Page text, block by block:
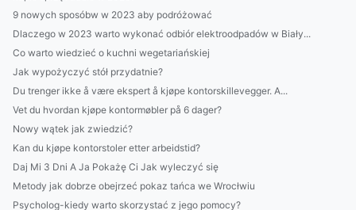
9 nowych sposóbw w 2023 aby podróżować
Dlaczego w 2023 warto wykonać odbiór elektroodpadów w Biały...
Co warto wiedzieć o kuchni wegetariańskiej
Jak wypożyczyć stół przydatnie?
Du trenger ikke å være ekspert å kjøpe kontorskillevegger. A...
Vet du hvordan kjøpe kontormøbler på 6 dager?
Nowy wątek jak zwiedzić?
Kan du kjøpe kontorstoler etter arbeidstid?
Daj Mi 3 Dni A Ja Pokażę Ci Jak wyleczyć się
Metody jak dobrze obejrzeć pokaz tańca we Wrocłwiu
Psycholog-kiedy warto skorzystać z jego pomocy?